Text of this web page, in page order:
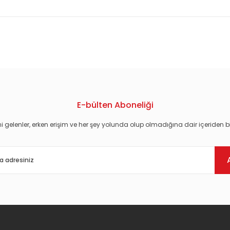
E-bülten Aboneliği
gelenler, erken erişim ve her şey yolunda olup olmadığına dair içeriden